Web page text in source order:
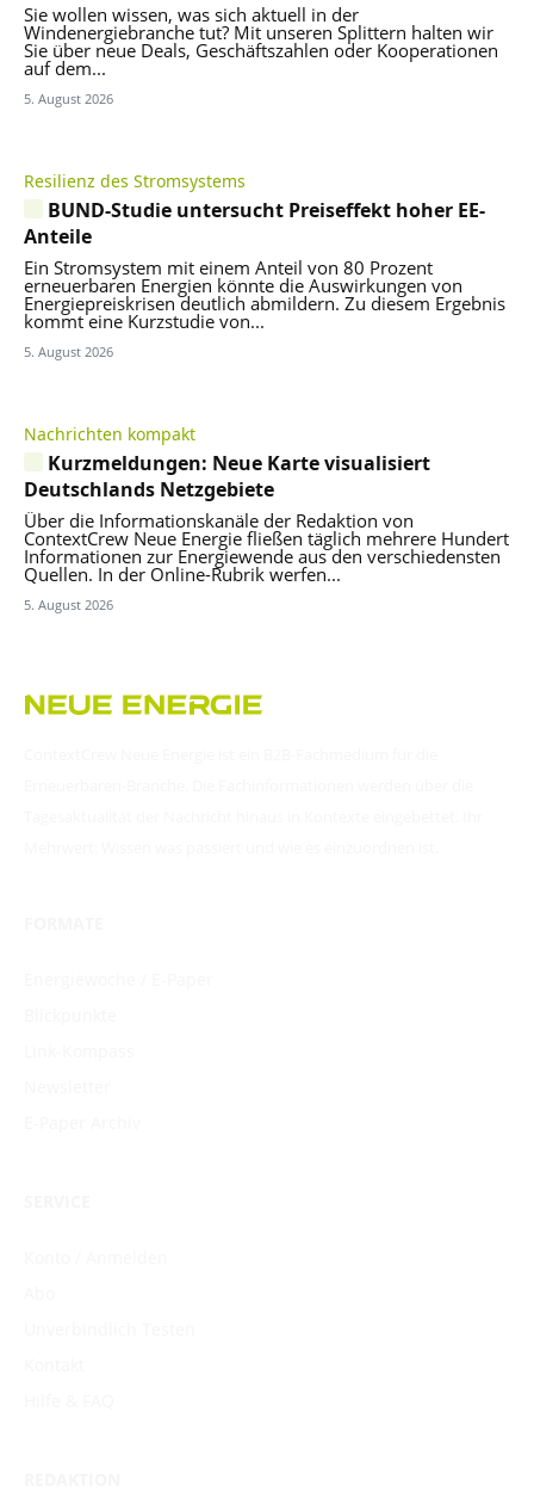
Sie wollen wissen, was sich aktuell in der
Windenergiebranche tut? Mit unseren Splittern halten wir
Sie über neue Deals, Geschäftszahlen oder Kooperationen
auf dem...
5. August 2026
Resilienz des Stromsystems
BUND-Studie untersucht Preiseffekt hoher EE-
Anteile
Ein Stromsystem mit einem Anteil von 80 Prozent
erneuerbaren Energien könnte die Auswirkungen von
Energiepreiskrisen deutlich abmildern. Zu diesem Ergebnis
kommt eine Kurzstudie von...
5. August 2026
Nachrichten kompakt
Kurzmeldungen: Neue Karte visualisiert
Deutschlands Netzgebiete
Über die Informationskanäle der Redaktion von
ContextCrew Neue Energie fließen täglich mehrere Hundert
Informationen zur Energiewende aus den verschiedensten
Quellen. In der Online-Rubrik werfen...
5. August 2026